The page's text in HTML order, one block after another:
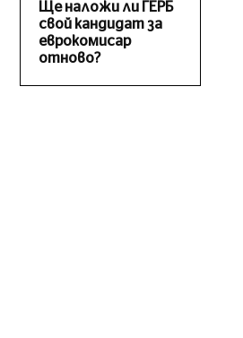
Ще наложи ли ГЕРБ
свой кандидат за
еврокомисар
отново?